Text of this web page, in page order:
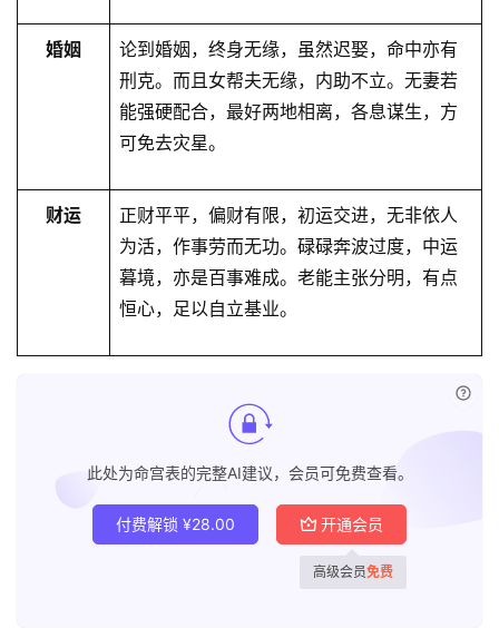
婚姻
论到婚姻，终身无缘，虽然迟娶，命中亦有
刑克。而且女帮夫无缘，内助不立。无妻若
能强硬配合，最好两地相离，各息谋生，方
可免去灾星。
财运
正财平平，偏财有限，初运交进，无非依人
为活，作事劳而无功。碌碌奔波过度，中运
暮境，亦是百事难成。老能主张分明，有点
恒心，足以自立基业。
此处为命宫表的完整AI建议，会员可免费查看。
付费解锁 ¥28.00 开通会员
高级会员免费